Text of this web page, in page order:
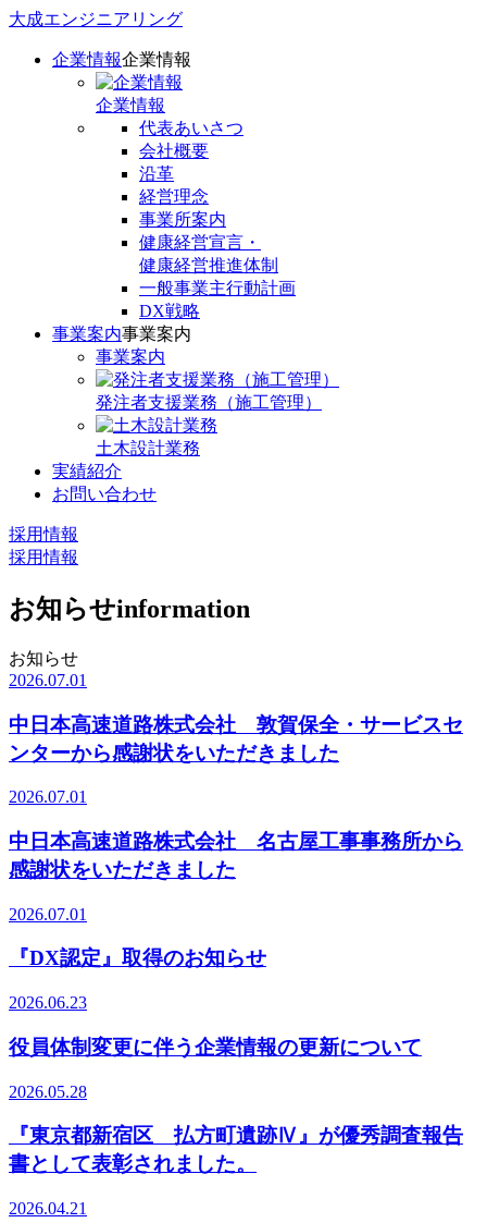
大成エンジニアリング
企業情報企業情報
企業情報
代表あいさつ
会社概要
沿革
経営理念
事業所案内
健康経営宣言・
健康経営推進体制
一般事業主行動計画
DX戦略
事業案内事業案内
事業案内
発注者支援業務（施工管理）
土木設計業務
実績紹介
お問い合わせ
採用情報
採用情報
お知らせinformation
お知らせ
2026.07.01
中日本高速道路株式会社 敦賀保全・サービスセ
ンターから感謝状をいただきました
2026.07.01
中日本高速道路株式会社 名古屋工事事務所から
感謝状をいただきました
2026.07.01
『DX認定』取得のお知らせ
2026.06.23
役員体制変更に伴う企業情報の更新について
2026.05.28
『東京都新宿区 払方町遺跡Ⅳ』が優秀調査報告
書として表彰されました。
2026.04.21